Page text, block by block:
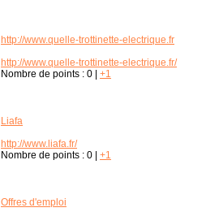
http://www.quelle-trottinette-electrique.fr
http://www.quelle-trottinette-electrique.fr/
Nombre de points : 0 +1
Liafa
http://www.liafa.fr/
Nombre de points : 0 +1
Offres d'emploi